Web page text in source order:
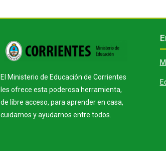
Bloques
El Ministerio de Educación de Corrientes
les ofrece esta poderosa herramienta,
de libre acceso, para aprender en casa,
cuidarnos y ayudarnos entre todos.